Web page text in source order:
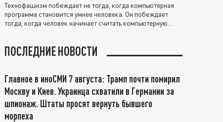
Технофашизм побеждает не тогда, когда компьютерная
программа становится умнее человека. Он побеждает
тогда, когда человек начинает считать компьютерную
ПОСЛЕДНИЕ НОВОСТИ
Главное в иноСМИ 7 августа: Трамп почти помирил
Москву и Киев. Украинца схватили в Германии за
шпионаж. Штаты просят вернуть бывшего
морпеха